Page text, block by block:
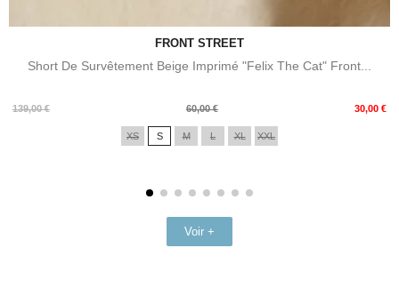
FRONT STREET
Short De Survêtement Beige Imprimé "Felix The Cat" Front...
139,00 €
Prix
60,00 € 30,00 €
Prix
XS S M L XL XXL
Voir +